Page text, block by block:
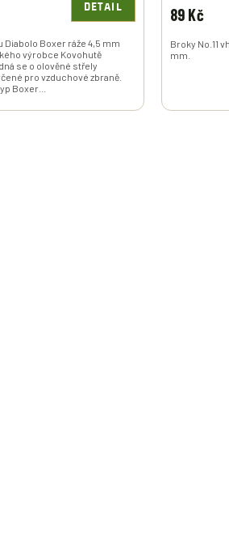
DETAIL
Diabolo Boxer ráže 4,5 mm
výrobce Kovohutě
se o olověné střely
pro vzduchové zbraně.
Boxer...
89 Kč
Broky No.11
mm.